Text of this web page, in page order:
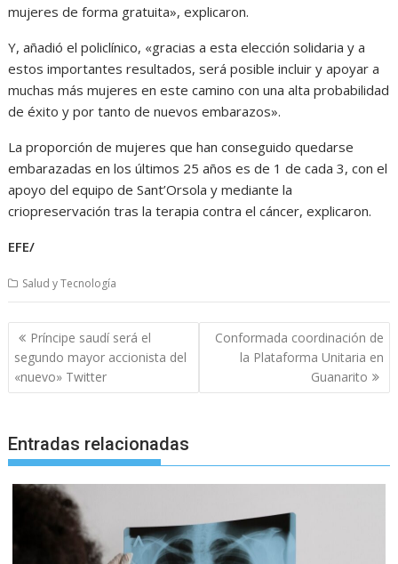
mujeres de forma gratuita», explicaron.
Y, añadió el policlínico, «gracias a esta elección solidaria y a
estos importantes resultados, será posible incluir y apoyar a
muchas más mujeres en este camino con una alta probabilidad
de éxito y por tanto de nuevos embarazos».
La proporción de mujeres que han conseguido quedarse
embarazadas en los últimos 25 años es de 1 de cada 3, con el
apoyo del equipo de Sant’Orsola y mediante la
criopreservación tras la terapia contra el cáncer, explicaron.
EFE/
Salud y Tecnología
Navegación
de
entradas
Príncipe saudí será el
segundo mayor accionista del
«nuevo» Twitter
Conformada coordinación de
la Plataforma Unitaria en
Guanarito
Entradas relacionadas